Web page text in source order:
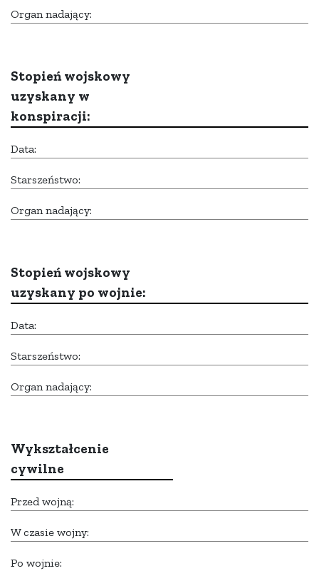
Organ nadający:
Stopień wojskowy
uzyskany w
konspiracji:
Data:
Starszeństwo:
Organ nadający:
Stopień wojskowy
uzyskany po wojnie:
Data:
Starszeństwo:
Organ nadający:
Wykształcenie
cywilne
Przed wojną:
W czasie wojny:
Po wojnie: